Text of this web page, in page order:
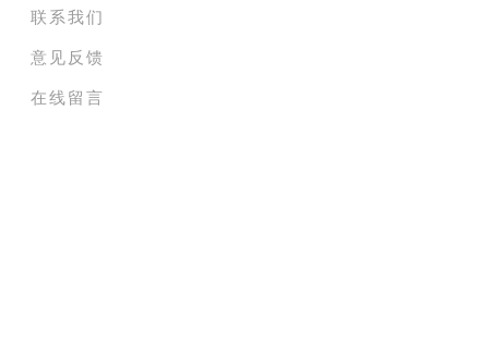
联系我们
意见反馈
在线留言